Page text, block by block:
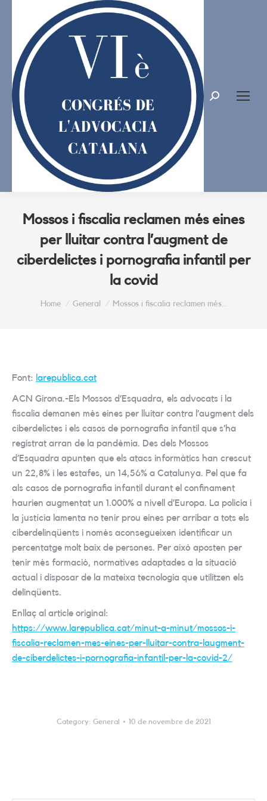
Search:
Mossos i fiscalia reclamen més eines
per lluitar contra l’augment de
ciberdelictes i pornografia infantil per
la covid
Home General Mossos i fiscalia reclamen més…
Font: larepublica.cat
ACN Girona.-Els Mossos d’Esquadra, els advocats i la
fiscalia demanen més eines per lluitar contra l’augment dels
ciberdelictes i els casos de pornografia infantil que s’ha
registrat arran de la pandèmia. Des dels Mossos
d’Esquadra apunten que els atacs informàtics han crescut
un 22,8% i les estafes, un 14,56% a Catalunya. Pel que fa
als casos de pornografia infantil durant el confinament
haurien augmentat un 1.000% a nivell d’Europa. La policia i
la justícia lamenta no tenir prou eines per arribar a tots els
ciberdelinqüents i només aconsegueixen identificar un
percentatge molt baix de persones. Per això aposten per
tenir més formació, normatives adaptades a la situació
actual i disposar de la mateixa tecnologia que utilitzen els
delinqüents.
Enllaç al article original:
https://www.larepublica.cat/minut-a-minut/mossos-i-
fiscalia-reclamen-mes-eines-per-lluitar-contra-laugment-
de-ciberdelictes-i-pornografia-infantil-per-la-covid-2/
Category: General 10 de novembre de 2021